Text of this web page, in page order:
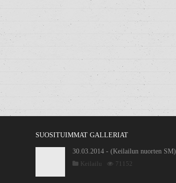
SUOSITUIMMAT GALLERIAT
30.03.2014 - (Keilailun nuorten SM)
Keilailu
71152